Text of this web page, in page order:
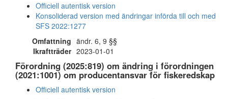
Officiell autentisk version
Konsoliderad version med ändringar införda till och med
SFS 2022:1277
Omfattning ändr. 6, 9 §§
Ikraftträder 2023-01-01
Förordning (2025:819) om ändring i förordningen
(2021:1001) om producentansvar för fiskeredskap
Officiell autentisk version